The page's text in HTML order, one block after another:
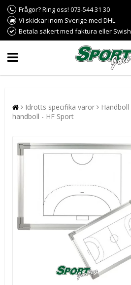
Frågor? Ring oss! 073-544 31 30
Vi skickar inom Sverige med DHL
Betala säkert med faktura eller Swish
Idrotts specifika varor Handboll
handboll - HF Sport